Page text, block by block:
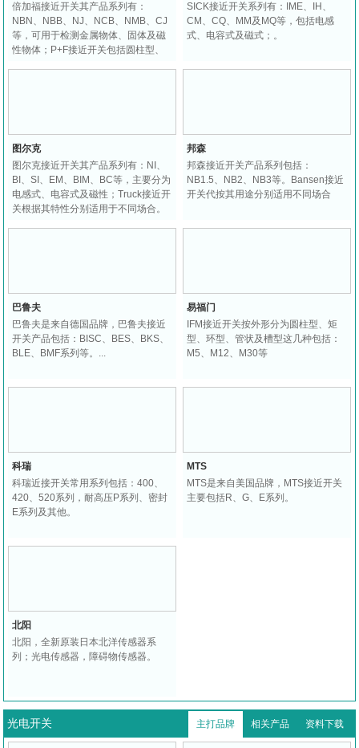
倍加福接近开关其产品系列有：
NBN、NBB、NJ、NCB、NMB、CJ
等，可用于检测金属物体、固体及磁
性物体；P+F接近开关包括圆柱型、
SICK接近开关系列有：IME、IH、
CM、CQ、MM及MQ等，包括电感
式、电容式及磁式；。
图尔克
图尔克接近开关其产品系列有：NI、
BI、SI、EM、BIM、BC等，主要分为
电感式、电容式及磁性；Truck接近开
关根据其特性分别适用于不同场合。
邦森
邦森接近开关产品系列包括：
NB1.5、NB2、NB3等。Bansen接近
开关代按其用途分别适用不同场合
巴鲁夫
巴鲁夫是来自德国品牌，巴鲁夫接近
开关产品包括：BISC、BES、BKS、
BLE、BMF系列等。...
易福门
IFM接近开关按外形分为圆柱型、矩
型、环型、管状及槽型这几种包括：
M5、M12、M30等
科瑞
科瑞近接开关常用系列包括：400、
420、520系列，耐高压P系列、密封
E系列及其他。
MTS
MTS是来自美国品牌，MTS接近开关
主要包括R、G、E系列。
北阳
北阳，全新原装日本北洋传感器系
列；光电传感器，障碍物传感器。
光电开关 主打品牌 相关产品 资料下载